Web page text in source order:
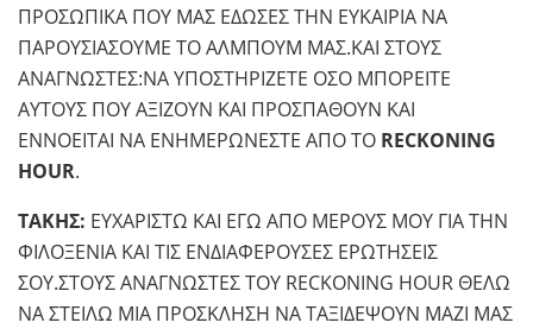
ΠΡΟΣΩΠΙΚΑ ΠΟΥ ΜΑΣ ΕΔΩΣΕΣ ΤΗΝ ΕΥΚΑΙΡΙΑ ΝΑ
ΠΑΡΟΥΣΙΑΣΟΥΜΕ ΤΟ ΑΛΜΠΟΥΜ ΜΑΣ.ΚΑΙ ΣΤΟΥΣ
ΑΝΑΓΝΩΣΤΕΣ:ΝΑ ΥΠΟΣΤΗΡΙΖΕΤΕ ΟΣΟ ΜΠΟΡΕΙΤΕ
ΑΥΤΟΥΣ ΠΟΥ ΑΞΙΖΟΥΝ ΚΑΙ ΠΡΟΣΠΑΘΟΥΝ ΚΑΙ
ΕΝΝΟΕΙΤΑΙ ΝΑ ΕΝΗΜΕΡΩΝΕΣΤΕ ΑΠΟ ΤΟ RECKONING
HOUR.
ΤΑΚΗΣ: ΕΥΧΑΡΙΣΤΩ ΚΑΙ ΕΓΩ ΑΠΟ ΜΕΡΟΥΣ ΜΟΥ ΓΙΑ ΤΗΝ
ΦΙΛΟΞΕΝΙΑ ΚΑΙ ΤΙΣ ΕΝΔΙΑΦΕΡΟΥΣΕΣ ΕΡΩΤΗΣΕΙΣ
ΣΟΥ.ΣΤΟΥΣ ΑΝΑΓΝΩΣΤΕΣ ΤΟΥ RECKONING HOUR ΘΕΛΩ
ΝΑ ΣΤΕΙΛΩ ΜΙΑ ΠΡΟΣΚΛΗΣΗ ΝΑ ΤΑΞΙΔΕΨΟΥΝ ΜΑΖΙ ΜΑΣ